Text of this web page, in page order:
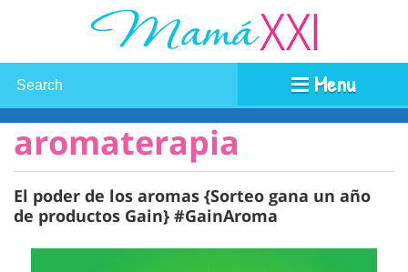
Menu
aromaterapia
El poder de los aromas {Sorteo gana un año
de productos Gain} #GainAroma